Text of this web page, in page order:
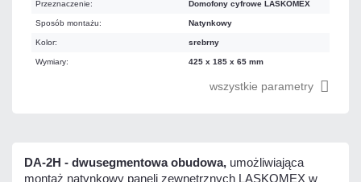
Przeznaczenie: Domofony cyfrowe LASKOMEX
Sposób montażu: Natynkowy
Kolor: srebrny
Wymiary: 425 x 185 x 65 mm
wszystkie parametry
DA-2H - dwusegmentowa obudowa, umożliwiająca
montaż natynkowy paneli zewnętrznych LASKOMEX w